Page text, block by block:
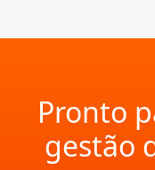
Pronto
gestão